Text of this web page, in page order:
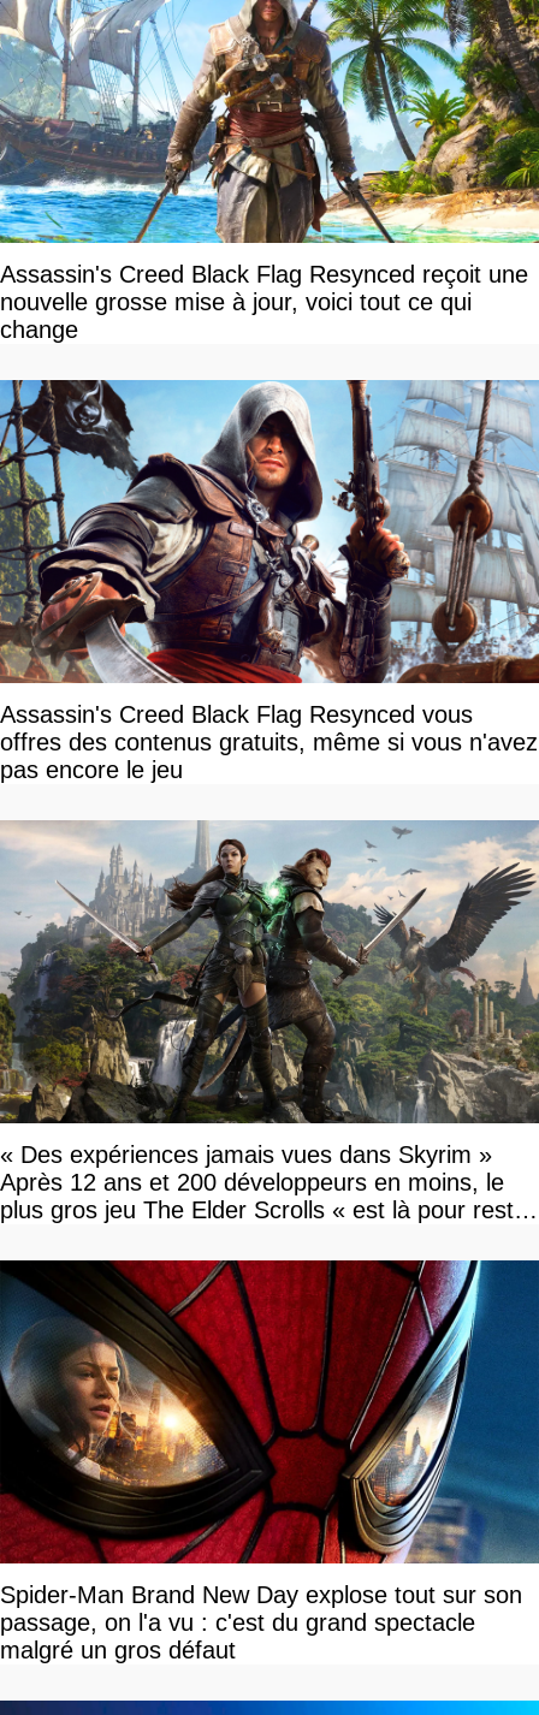
Assassin's Creed Black Flag Resynced reçoit une
nouvelle grosse mise à jour, voici tout ce qui
change
Assassin's Creed Black Flag Resynced vous
offres des contenus gratuits, même si vous n'avez
pas encore le jeu
« Des expériences jamais vues dans Skyrim »
Après 12 ans et 200 développeurs en moins, le
plus gros jeu The Elder Scrolls « est là pour rester
Spider-Man Brand New Day explose tout sur son
passage, on l'a vu : c'est du grand spectacle
malgré un gros défaut